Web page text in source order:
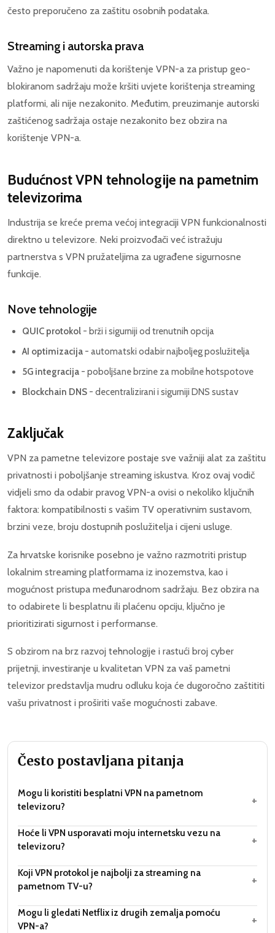
često preporučeno za zaštitu osobnih podataka.
Streaming i autorska prava
Važno je napomenuti da korištenje VPN-a za pristup geo-
blokiranom sadržaju može kršiti uvjete korištenja streaming
platformi, ali nije nezakonito. Međutim, preuzimanje autorski
zaštićenog sadržaja ostaje nezakonito bez obzira na
korištenje VPN-a.
Budućnost VPN tehnologije na pametnim
televizorima
Industrija se kreće prema većoj integraciji VPN funkcionalnosti
direktno u televizore. Neki proizvođači već istražuju
partnerstva s VPN pružateljima za ugrađene sigurnosne
funkcije.
Nove tehnologije
QUIC protokol - brži i sigurniji od trenutnih opcija
AI optimizacija - automatski odabir najboljeg poslužitelja
5G integracija - poboljšane brzine za mobilne hotspotove
Blockchain DNS - decentralizirani i sigurniji DNS sustav
Zaključak
VPN za pametne televizore postaje sve važniji alat za zaštitu
privatnosti i poboljšanje streaming iskustva. Kroz ovaj vodič
vidjeli smo da odabir pravog VPN-a ovisi o nekoliko ključnih
faktora: kompatibilnosti s vašim TV operativnim sustavom,
brzini veze, broju dostupnih poslužitelja i cijeni usluge.
Za hrvatske korisnike posebno je važno razmotriti pristup
lokalnim streaming platformama iz inozemstva, kao i
mogućnost pristupa međunarodnom sadržaju. Bez obzira na
to odabirete li besplatnu ili plaćenu opciju, ključno je
prioritizirati sigurnost i performanse.
S obzirom na brz razvoj tehnologije i rastući broj cyber
prijetnji, investiranje u kvalitetan VPN za vaš pametni
televizor predstavlja mudru odluku koja će dugoročno zaštititi
vašu privatnost i proširiti vaše mogućnosti zabave.
Često postavljana pitanja
Mogu li koristiti besplatni VPN na pametnom
televizoru?
+
Hoće li VPN usporavati moju internetsku vezu na
televizoru?
+
Koji VPN protokol je najbolji za streaming na
pametnom TV-u?
+
Mogu li gledati Netflix iz drugih zemalja pomoću
VPN-a?
+